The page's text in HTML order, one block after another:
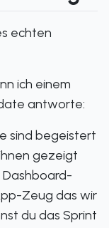
echten
ich einem
antworte:
sind begeistert
gezeigt
Zeug das wir
du das Sprint